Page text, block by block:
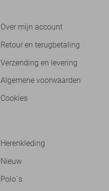
Over mijn account
Retour en terugbetaling
Verzending en levering
Algemene voorwaarden
Cookies
Herenkleding
Nieuw
Polo`s